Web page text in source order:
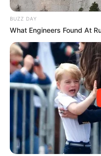
BUZZ DAY
What Engineers Found At